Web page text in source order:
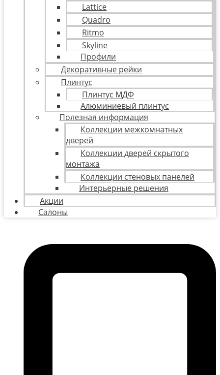
Lattice
Quadro
Ritmo
Skyline
Профили
Декоративные рейки
Плинтус
Плинтус МДФ
Алюминиевый плинтус
Полезная информация
Коллекции межкомнатных
дверей
Коллекции дверей скрытого
монтажа
Коллекции стеновых панелей
Интерьерные решения
Акции
Салоны